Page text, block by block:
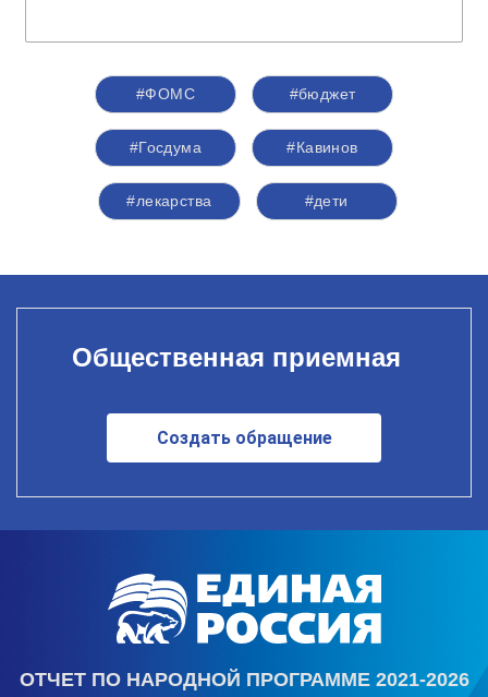
#ФОМС #бюджет
#Госдума #Кавинов
#лекарства #дети
Общественная приемная
Создать обращение
ОТЧЕТ ПО НАРОДНОЙ ПРОГРАММЕ 2021-2026